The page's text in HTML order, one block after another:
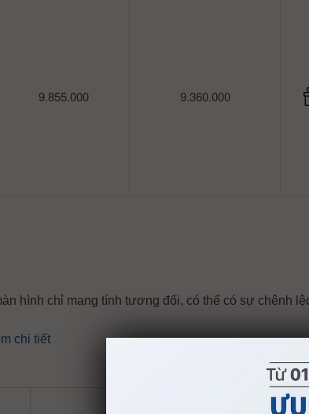
9.855.000 9.360.000
hình chỉ mang tính tương đối, có thể có sự chênh
chi tiết